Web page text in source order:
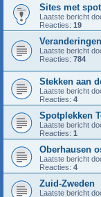
Sites met
Laatste bericht
Reacties: 19
Laatste bericht
Reacties: 784
Stekken aan
Laatste bericht
Reacties: 4
Spotplekken
Laatste bericht
Reacties: 1
Oberhausen
Laatste bericht
Reacties: 4
Zuid-Zweden
Laatste bericht